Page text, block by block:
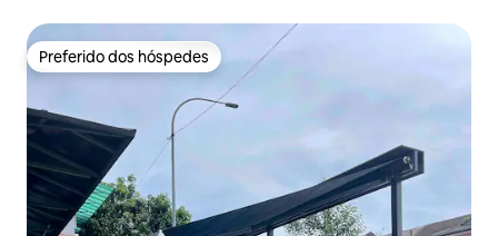
Preferido dos hóspedes
Preferido dos hóspedes